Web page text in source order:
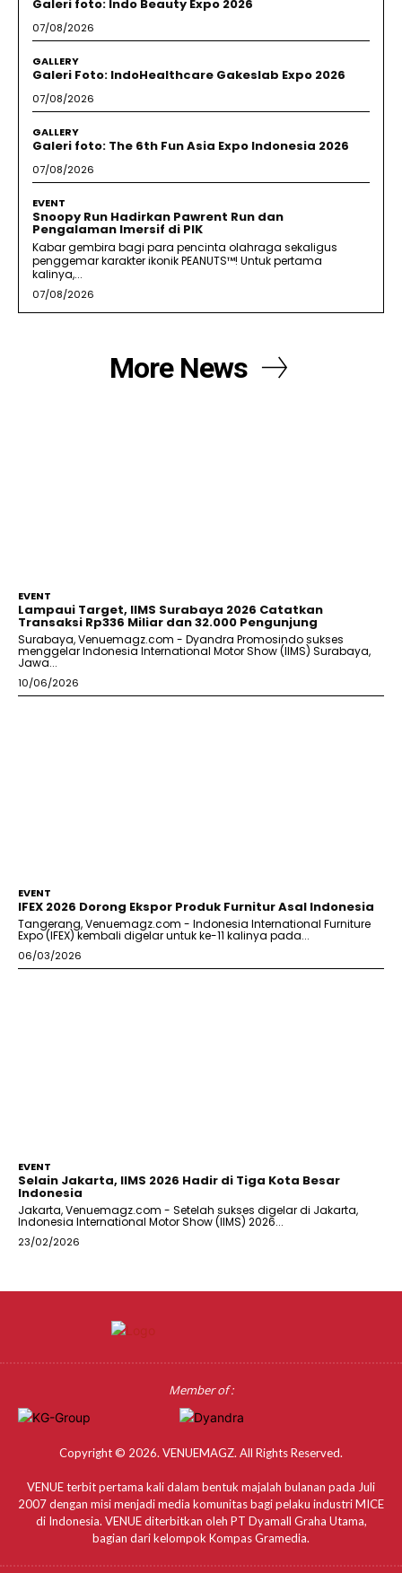
Galeri foto: Indo Beauty Expo 2026
07/08/2026
GALLERY
Galeri Foto: IndoHealthcare Gakeslab Expo 2026
07/08/2026
GALLERY
Galeri foto: The 6th Fun Asia Expo Indonesia 2026
07/08/2026
EVENT
Snoopy Run Hadirkan Pawrent Run dan
Pengalaman Imersif di PIK
Kabar gembira bagi para pencinta olahraga sekaligus
penggemar karakter ikonik PEANUTS™! Untuk pertama
kalinya,...
07/08/2026
More News
EVENT
Lampaui Target, IIMS Surabaya 2026 Catatkan
Transaksi Rp336 Miliar dan 32.000 Pengunjung
Surabaya, Venuemagz.com - Dyandra Promosindo sukses
menggelar Indonesia International Motor Show (IIMS) Surabaya,
Jawa...
10/06/2026
EVENT
IFEX 2026 Dorong Ekspor Produk Furnitur Asal Indonesia
Tangerang, Venuemagz.com - Indonesia International Furniture
Expo (IFEX) kembali digelar untuk ke-11 kalinya pada...
06/03/2026
EVENT
Selain Jakarta, IIMS 2026 Hadir di Tiga Kota Besar
Indonesia
Jakarta, Venuemagz.com - Setelah sukses digelar di Jakarta,
Indonesia International Motor Show (IIMS) 2026...
23/02/2026
Member of :
Copyright © 2026. VENUEMAGZ. All Rights Reserved.
VENUE terbit pertama kali dalam bentuk majalah bulanan pada Juli
2007 dengan misi menjadi media komunitas bagi pelaku industri MICE
di Indonesia. VENUE diterbitkan oleh PT Dyamall Graha Utama,
bagian dari kelompok Kompas Gramedia.